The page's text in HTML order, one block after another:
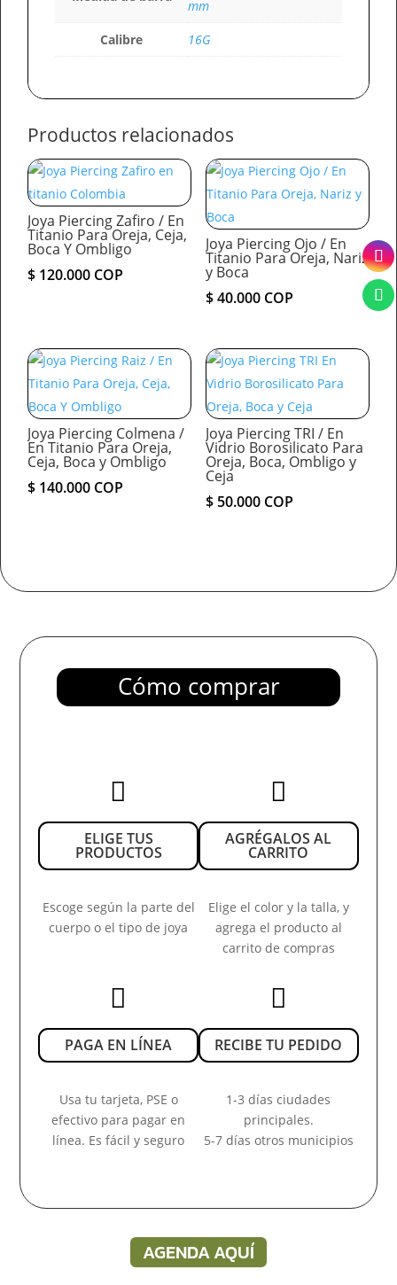
mm
Calibre
16G
Productos relacionados
Joya Piercing Zafiro / En
Titanio Para Oreja, Ceja,
Boca Y Ombligo
$ 120.000 COP
Joya Piercing Ojo / En
Titanio Para Oreja, Nariz
y Boca
$40.000COP
Joya Piercing Colmena /
En Titanio Para Oreja,
Ceja, Boca y Ombligo
$ 140.000 COP
Joya Piercing TRI / En
Vidrio Borosilicato Para
Oreja, Boca, Ombligo y
Ceja
$50.000COP
Cómo comprar

ELIGE TUS
PRODUCTOS
Escoge según la parte del
cuerpo o el tipo de joya

AGRÉGALOS AL
CARRITO
Elige el color y la talla, y
agrega el producto al
carrito de compras

PAGA EN LÍNEA
Usa tu tarjeta, PSE o
efectivo para pagar en
línea. Es fácil y seguro

RECIBE TU PEDIDO
1-3 días ciudades
principales.
5-7 días otros municipios
AGENDA AQUÍ